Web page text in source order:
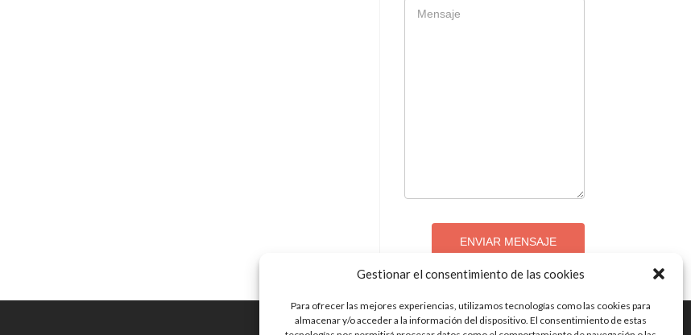
Gestionar el consentimiento de las cookies
Para ofrecer las mejores experiencias, utilizamos tecnologías como las cookies para
almacenar y/o acceder a la información del dispositivo. El consentimiento de estas
ENVIAR MENSAJE